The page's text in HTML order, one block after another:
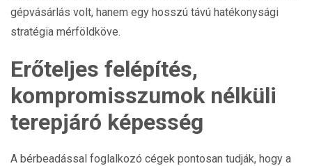
gépvásárlás volt, hanem egy hosszú távú hatékonysági
stratégia mérföldköve.
Erőteljes felépítés,
kompromisszumok nélküli
terepjáró képesség
A bérbeadással foglalkozó cégek pontosan tudják, hogy a